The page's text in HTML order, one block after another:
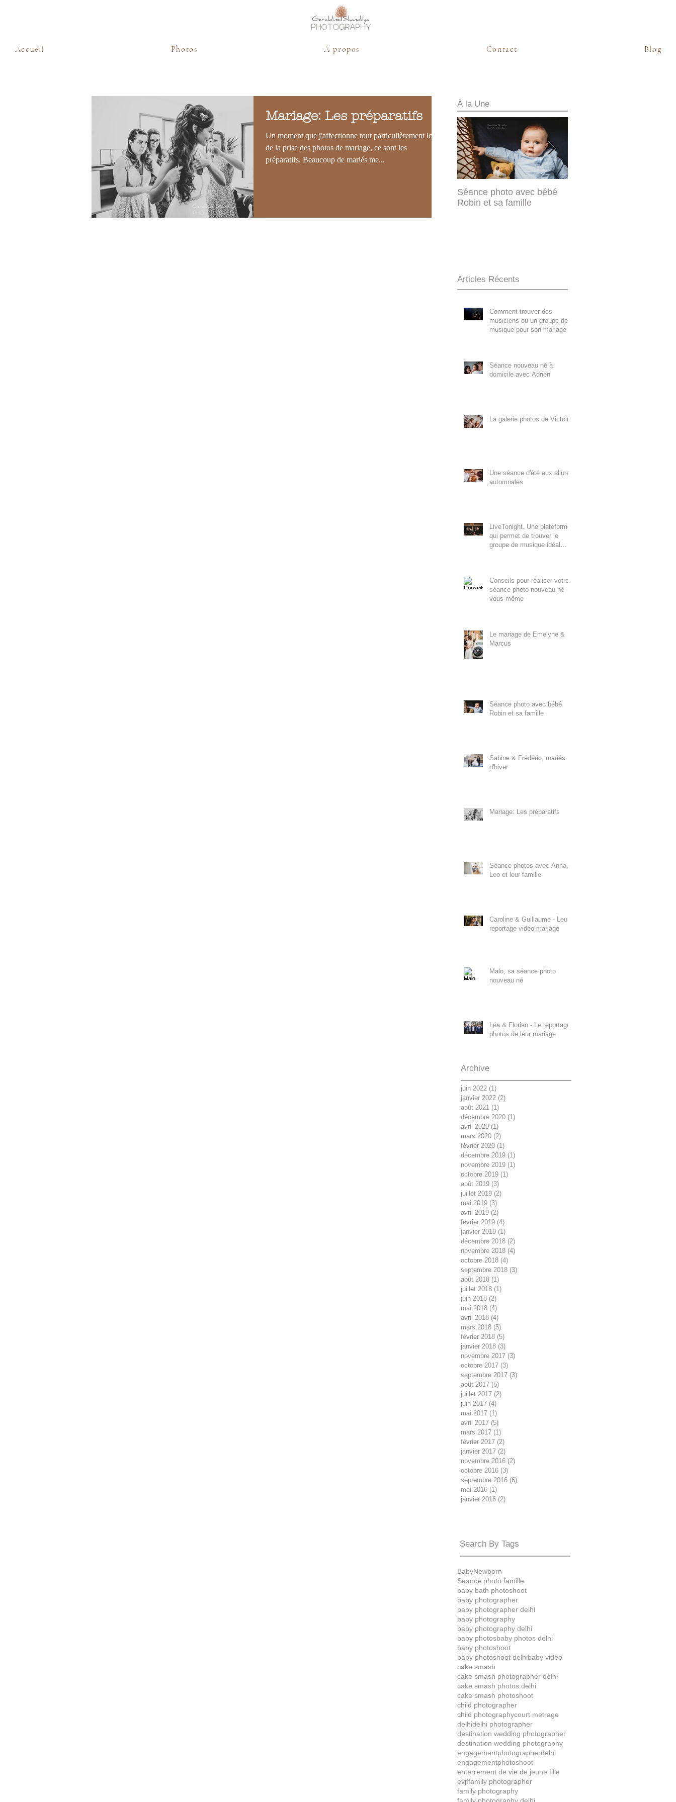
Mariage: Les préparatifs
Un moment que j'affectionne tout particulièrement lors
de la prise des photos de mariage, ce sont les
préparatifs. Beaucoup de mariés me...
À la Une
Séance photo avec bébé
Robin et sa famille
Articles Récents
Comment trouver des
musiciens ou un groupe de
musique pour son mariage ?
Séance nouveau né à
domicile avec Adrien
La galerie photos de Victoire
Une séance d'été aux allures
automnales
LiveTonight. Une plateforme
qui permet de trouver le
groupe de musique idéal
Conseils pour réaliser votre
séance photo nouveau né
vous-même
Le mariage de Emelyne &
Marcus
Séance photo avec bébé
Robin et sa famille
Sabine & Frédéric, mariés
d'hiver
Mariage: Les préparatifs
Séance photos avec Anna,
Leo et leur famille
Caroline & Guillaume - Leur
reportage vidéo mariage
Malo, sa séance photo
nouveau né
Léa & Florian - Le reportage
photos de leur mariage
Archive
juin 2022 (1)
janvier 2022 (2)
août 2021 (1)
décembre 2020 (1)
avril 2020 (1)
mars 2020 (2)
février 2020 (1)
décembre 2019 (1)
novembre 2019 (1)
octobre 2019 (1)
août 2019 (3)
juillet 2019 (2)
mai 2019 (3)
avril 2019 (2)
février 2019 (4)
janvier 2019 (1)
décembre 2018 (2)
novembre 2018 (4)
octobre 2018 (4)
septembre 2018 (3)
août 2018 (1)
juillet 2018 (1)
juin 2018 (2)
mai 2018 (4)
avril 2018 (4)
mars 2018 (5)
février 2018 (5)
janvier 2018 (3)
novembre 2017 (3)
octobre 2017 (3)
septembre 2017 (3)
août 2017 (5)
juillet 2017 (2)
juin 2017 (4)
mai 2017 (1)
avril 2017 (5)
mars 2017 (1)
février 2017 (2)
janvier 2017 (2)
novembre 2016 (2)
octobre 2016 (3)
septembre 2016 (6)
mai 2016 (1)
janvier 2016 (2)
Search By Tags
BabyNewborn
Seance photo famille
baby bath photoshoot
baby photographer
baby photographer delhi
baby photography
baby photography delhi
baby photosbaby photos delhi
baby photoshoot
baby photoshoot delhibaby video
cake smash
cake smash photographer delhi
cake smash photos delhi
cake smash photoshoot
child photographer
child photographycourt metrage
delhidelhi photographer
destination wedding photographer
destination wedding photography
engagementphotographerdelhi
engagementphotoshoot
enterrement de vie de jeune fille
evjffamily photographer
family photography
family photography delhi
Accueil Photos À propos Contact Blog